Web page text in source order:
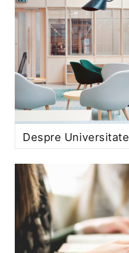
Despre Universitate